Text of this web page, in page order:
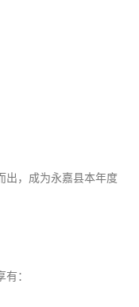
出，成为永嘉县本年度
：